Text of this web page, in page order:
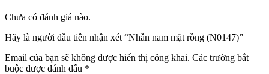
Chưa có đánh giá nào.
Hãy là người đầu tiên nhận xét “Nhẫn nam mặt rồng (N0147)”
Email của bạn sẽ không được hiển thị công khai. Các trường bắt
buộc được đánh dấu *